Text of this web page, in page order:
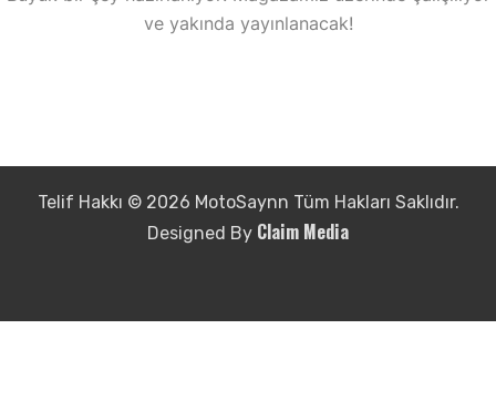
ve yakında yayınlanacak!
Telif Hakkı © 2026 MotoSaynn Tüm Hakları Saklıdır.
Designed By Claim Media